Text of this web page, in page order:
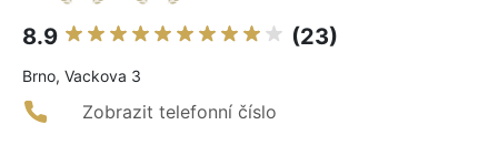
8.9 (23)
Brno, Vackova 3
Zobrazit telefonní číslo